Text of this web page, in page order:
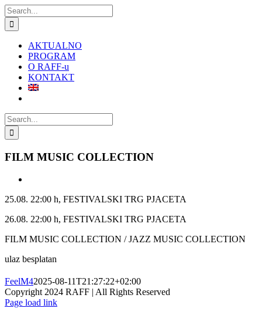
Skip
to
content
Search
for:
AKTUALNO
PROGRAM
O RAFF-u
KONTAKT
Search
for:
FILM MUSIC COLLECTION
Image
25.08. 22:00 h, FESTIVALSKI TRG PJACETA
26.08. 22:00 h, FESTIVALSKI TRG PJACETA
FILM MUSIC COLLECTION / JAZZ MUSIC COLLECTION
ulaz besplatan
FeelM42025-08-11T21:27:22+02:00
Copyright 2024 RAFF | All Rights Reserved
Facebook
Instagram
Email
Page load link